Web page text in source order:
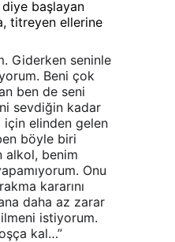
diye başlayan
titreyen ellerine
Giderken seninle
Beni çok
ben de seni
sevdiğin kadar
elinden gelen
böyle biri
alkol, benim
Onu
kararını
daha az zarar
istiyorum.
kal…”